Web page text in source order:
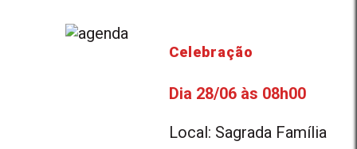
Celebração
Dia 28/06 às 08h00
Local: Sagrada Família